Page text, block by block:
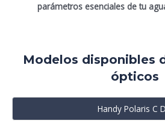
parámetros esenciales de tu
Modelos disponibles
ópticos
Handy Polaris C